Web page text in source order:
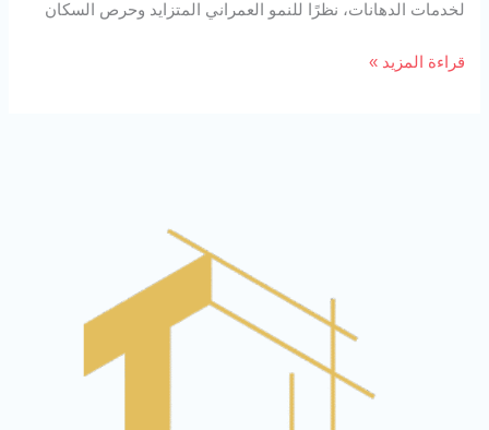
لخدمات الدهانات، نظرًا للنمو العمراني المتزايد وحرص السكان
قراءة المزيد »